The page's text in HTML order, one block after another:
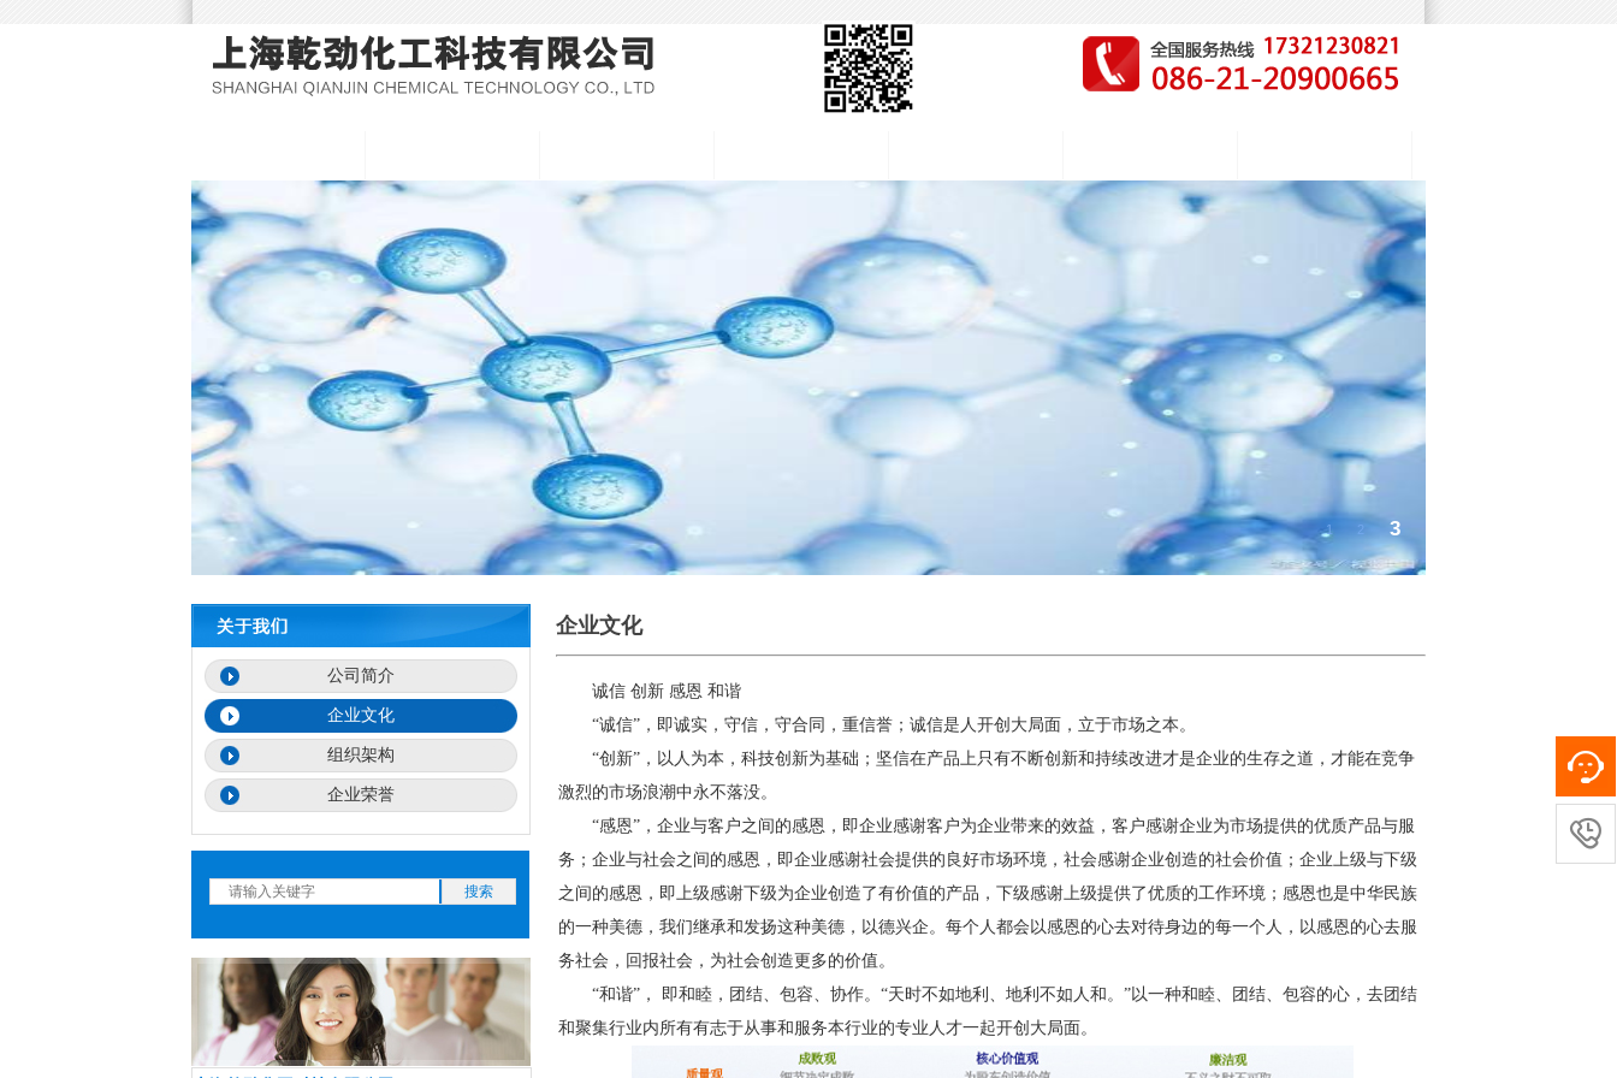
1 2 3
诚信 创新 感恩 和谐
“诚信”，即诚实，守信，守合同，重信誉；诚信是人开创大局面，立于市场之本。
“创新”，以人为本，科技创新为基础；坚信在产品上只有不断创新和持续改进才是企业的生存之道，才能在竞争
激烈的市场浪潮中永不落没。
“感恩”，企业与客户之间的感恩，即企业感谢客户为企业带来的效益，客户感谢企业为市场提供的优质产品与服
务；企业与社会之间的感恩，即企业感谢社会提供的良好市场环境，社会感谢企业创造的社会价值；企业上级与下级
之间的感恩，即上级感谢下级为企业创造了有价值的产品，下级感谢上级提供了优质的工作环境；感恩也是中华民族
的一种美德，我们继承和发扬这种美德，以德兴企。每个人都会以感恩的心去对待身边的每一个人，以感恩的心去服
务社会，回报社会，为社会创造更多的价值。
“和谐”， 即和睦，团结、包容、协作。“天时不如地利、地利不如人和。”以一种和睦、团结、包容的心，去团结
和聚集行业内所有有志于从事和服务本行业的专业人才一起开创大局面。
企业文化
公司简介
企业文化
组织架构
企业荣誉
搜索
